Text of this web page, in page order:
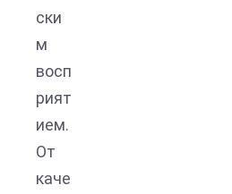
ски
м
восп
рият
ием.
От
каче